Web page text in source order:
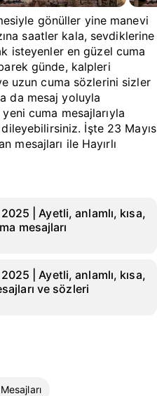
gönüller yine manevi
saatler kala, sevdiklerine
isteyenler en güzel cuma
günde, kalpleri
uzun cuma sözlerini sizler
da mesaj yoluyla
cuma mesajlarıyla
İşte 23 Mayıs
mesajları ile Hayırlı
| Ayetli, anlamlı, kısa,
mesajları
| Ayetli, anlamlı, kısa,
ve sözleri